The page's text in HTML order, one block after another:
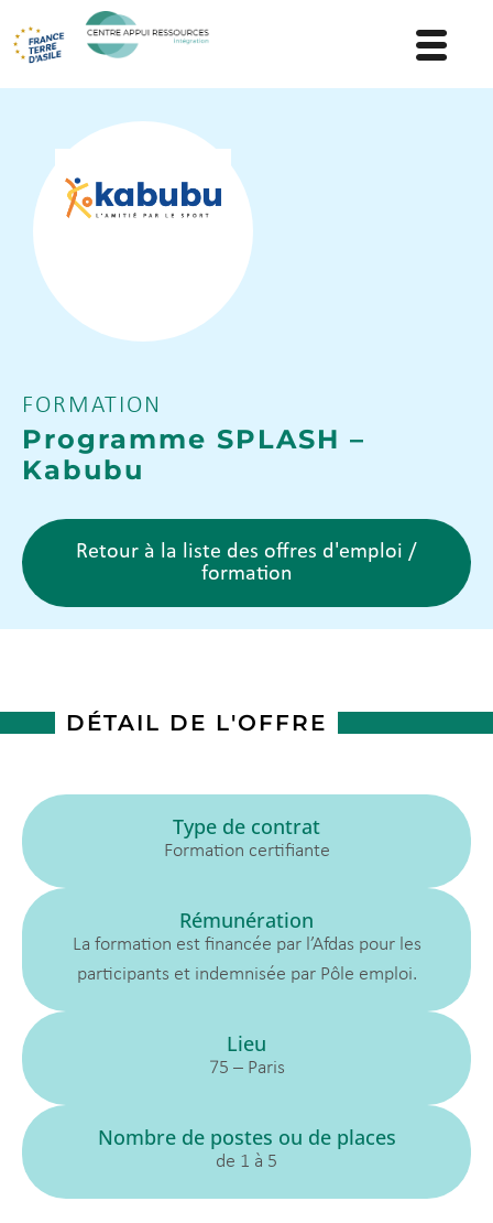
FORMATION
Programme SPLASH –
Kabubu
Retour à la liste des offres d'emploi /
formation
DÉTAIL DE L'OFFRE
Type de contrat
Formation certifiante
Rémunération
La formation est financée par l’Afdas pour les
participants et indemnisée par Pôle emploi.
Lieu
75 – Paris
Nombre de postes ou de places
de 1 à 5